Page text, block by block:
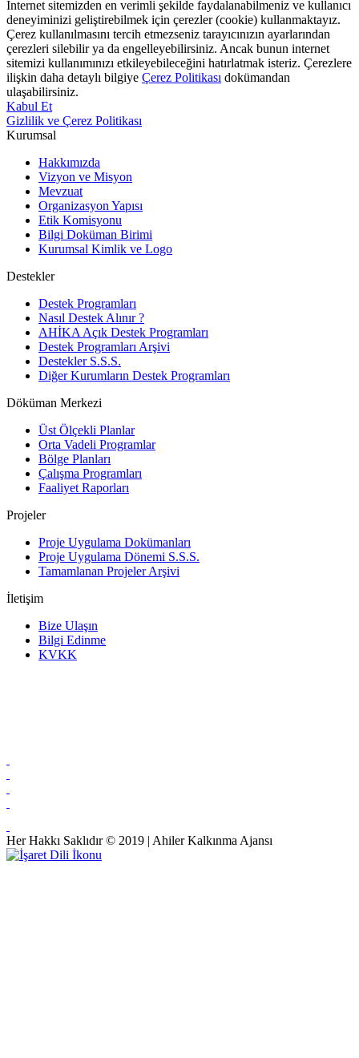
İnternet sitemizden en verimli şekilde faydalanabilmeniz ve kullanıcı
deneyiminizi geliştirebilmek için çerezler (cookie) kullanmaktayız.
Çerez kullanılmasını tercih etmezseniz tarayıcınızın ayarlarından
çerezleri silebilir ya da engelleyebilirsiniz. Ancak bunun internet
sitemizi kullanımınızı etkileyebileceğini hatırlatmak isteriz. Çerezlere
ilişkin daha detaylı bilgiye Çerez Politikası dokümandan
ulaşabilirsiniz.
Kabul Et
Gizlilik ve Çerez Politikası
Kurumsal
Hakkımızda
Vizyon ve Misyon
Mevzuat
Organizasyon Yapısı
Etik Komisyonu
Bilgi Doküman Birimi
Kurumsal Kimlik ve Logo
Destekler
Destek Programları
Nasıl Destek Alınır ?
AHİKA Açık Destek Programları
Destek Programları Arşivi
Destekler S.S.S.
Diğer Kurumların Destek Programları
Döküman Merkezi
Üst Ölçekli Planlar
Orta Vadeli Programlar
Bölge Planları
Çalışma Programları
Faaliyet Raporları
Projeler
Proje Uygulama Dokümanları
Proje Uygulama Dönemi S.S.S.
Tamamlanan Projeler Arşivi
İletişim
Bize Ulaşın
Bilgi Edinme
KVKK
Her Hakkı Saklıdır © 2019 | Ahiler Kalkınma Ajansı